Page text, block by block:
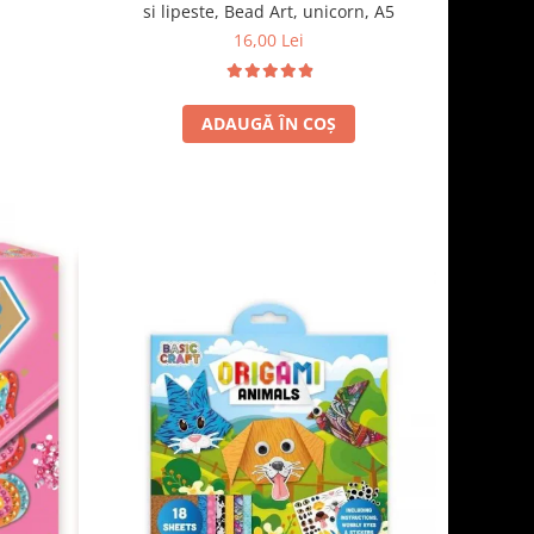
si lipeste, Bead Art, unicorn, A5
16,00 Lei
ADAUGĂ ÎN COȘ